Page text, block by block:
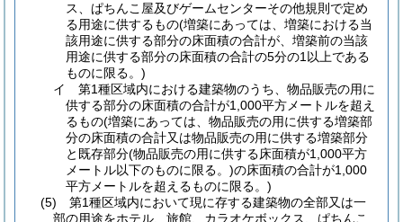
ス、ぱちんこ屋及びゲームセンターその他規則で定め
る用途に供するもの(増築にあっては、増築における当
該用途に供する部分の床面積の合計が、増築前の当該
用途に供する部分の床面積の合計の5分の1以上である
ものに限る。)
イ
第1種区域内における建築物のうち、物品販売の用に
供する部分の床面積の合計が1,000平方メートルを超え
るもの(増築にあっては、物品販売の用に供する増築部
分の床面積の合計又は物品販売の用に供する増築部分
と既存部分(物品販売の用に供する床面積が1,000平方
メートル以下のものに限る。)の床面積の合計が1,000
平方メートルを超えるものに限る。)
(5)
第1種区域内において現に存する建築物の全部又は一
部の用途をホテル、旅館、カラオケボックス、ぱちんこ